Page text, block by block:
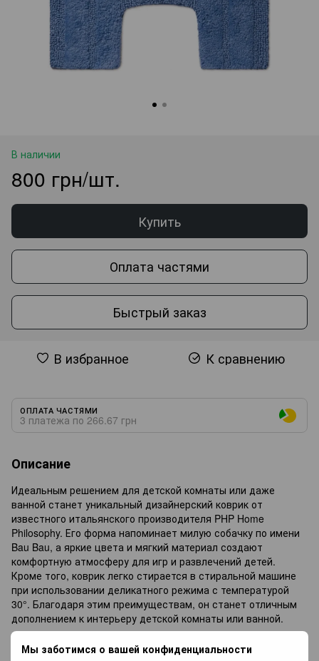
Мы заботимся о вашей конфиденциальности
В наличии
800 грн/шт.
Купить
Оплата частями
Быстрый заказ
В избранное К сравнению
ОПЛАТА ЧАСТЯМИ
3 платежа по 266.67 грн
Описание
Идеальным решением для детской комнаты или даже
ванной станет уникальный дизайнерский коврик от
известного итальянского производителя PHP Home
Philosophy. Его форма напоминает милую собачку по имени
Bau Bau, а яркие цвета и мягкий материал создают
комфортную атмосферу для игр и развлечений детей.
Кроме того, коврик легко стирается в стиральной машине
при использовании деликатного режима с температурой
30°. Благодаря этим преимуществам, он станет отличным
дополнением к интерьеру детской комнаты или ванной.
Характеристики